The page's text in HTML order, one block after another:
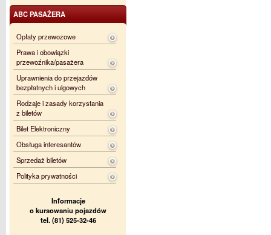
ABC PASAŻERA
Opłaty przewozowe
Prawa i obowiązki
przewoźnika/pasażera
Uprawnienia do przejazdów
bezpłatnych i ulgowych
Rodzaje i zasady korzystania
z biletów
Bilet Elektroniczny
Obsługa interesantów
Sprzedaż biletów
Polityka prywatności
Informacje
o kursowaniu pojazdów
tel. (81) 525-32-46